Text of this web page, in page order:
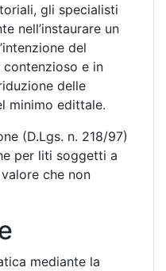
gli specialisti
nell’instaurare un
del
e in
delle
minimo edittale.
(D.Lgs. n. 218/97)
per liti soggetti a
che non
mediante la